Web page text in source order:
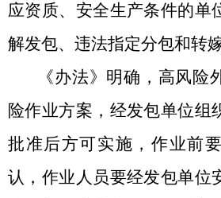
应资质、安全生产条件的单
解发包、违法指定分包和转
《办法》 明确， 高风险
险作业方案，经发包单位组
批准后方可实施 ， 作业前
认 ， 作业人员要经发包单位